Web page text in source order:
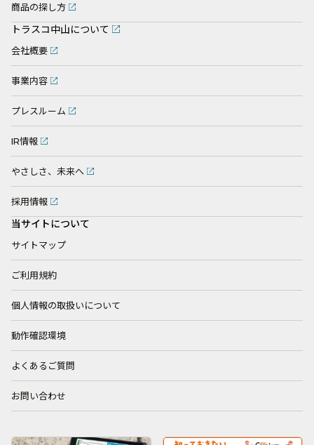
商品の探し方
トラスコ中山について
会社概要
事業内容
プレスルーム
IR情報
やさしさ、未来へ
採用情報
当サイトについて
サイトマップ
ご利用規約
個人情報の取扱いについて
動作確認環境
よくあるご質問
お問い合わせ